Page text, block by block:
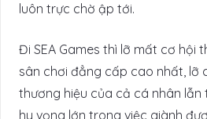
luôn trực chờ ập tới.
Đi SEA Games thì lỡ mất cơ hội
sân chơi đẳng cấp cao nhất, lỡ
thương hiệu của cả cá nhân lẫn
hy vọng lớn trong việc giành